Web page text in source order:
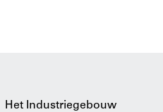
Het Industriegebouw